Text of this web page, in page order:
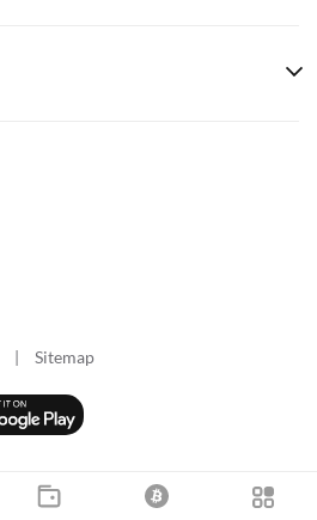
| Sitemap